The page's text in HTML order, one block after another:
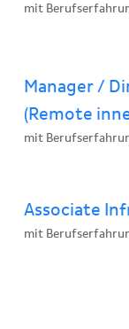
mit
Manager /
(Remote
mit
Associate
mit